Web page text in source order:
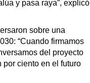
y pasa raya”, explicó
sobre una
“Cuando firmamos
del proyecto
por ciento en el futuro